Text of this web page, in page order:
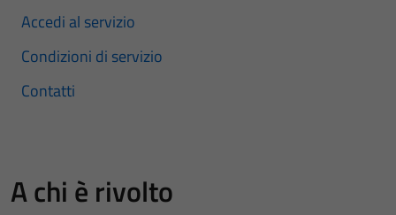
Accedi al servizio
Condizioni di servizio
Contatti
A chi è rivolto